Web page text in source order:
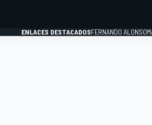
ENLACES DESTACADOSFERNANDO ALONSO